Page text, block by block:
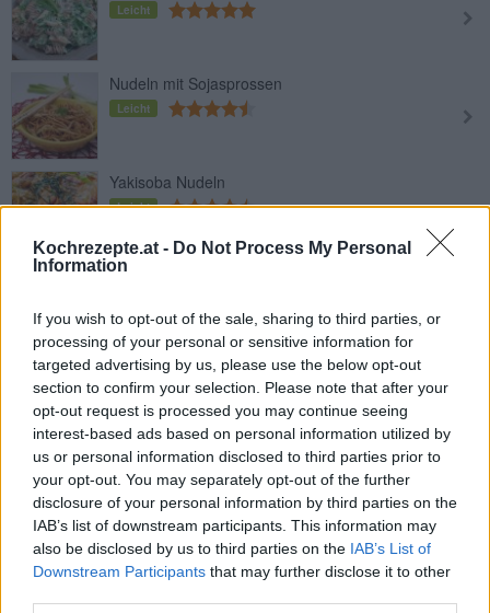
Kochrezepte.at - Do Not Process My Personal
Information
If you wish to opt-out of the sale, sharing to third parties, or
processing of your personal or sensitive information for
targeted advertising by us, please use the below opt-out
section to confirm your selection. Please note that after your
opt-out request is processed you may continue seeing
interest-based ads based on personal information utilized by
us or personal information disclosed to third parties prior to
your opt-out. You may separately opt-out of the further
disclosure of your personal information by third parties on the
IAB’s list of downstream participants. This information may
also be disclosed by us to third parties on the IAB’s List of
Downstream Participants that may further disclose it to other
Leicht
Nudeln mit Sojasprossen
Leicht
Yakisoba Nudeln
Leicht
Nudeln mit Fleischbällchen
Leicht
Wildschwein-Pappardelle
Mittel
Nudeln mit Zucchini und Ei
Leicht